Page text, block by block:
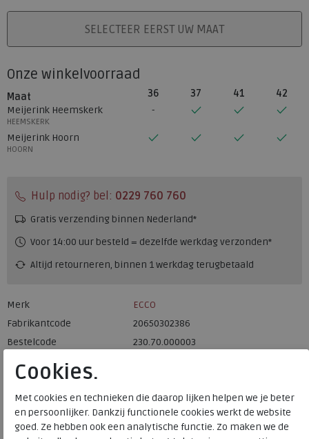
PLAATS IN WINKELMANDSELECTEER EERST UW MAAT
Onze winkelvoorraad
Maat 36 37 41
42
Meijerink Heemskerk
HEEMSKERK
Meijerink Hoorn
HOORN
Hulp nodig? bel: 0229 760 760
Gratis verzending binnen Nederland*
Voor 14:00 uur besteld = dezelfde werkdag verzonden*
Altijd retourneren, binnen 1 werkdag terugbetaald
Merk
ECCO
Fabrikantcode
20650302386
Bestelcode
230.70.000003
Materiaal
Nubuck
Uitneembaar voetbed
ja
Cookies.
Met cookies en technieken die daarop lijken helpen we je beter
en persoonlijker. Dankzij functionele cookies werkt de website
goed. Ze hebben ook een analytische functie. Zo maken we de